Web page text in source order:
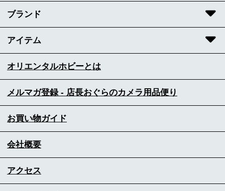
ブランド
アイテム
オリエンタルホビーとは
メルマガ登録 - 店長おぐらのカメラ用品便り
お買い物ガイド
会社概要
アクセス